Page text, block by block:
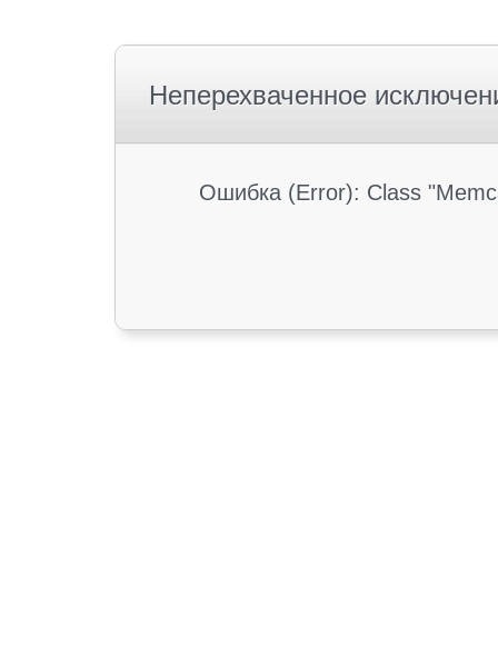
Неперехваченное
Ошибка (Error): Class